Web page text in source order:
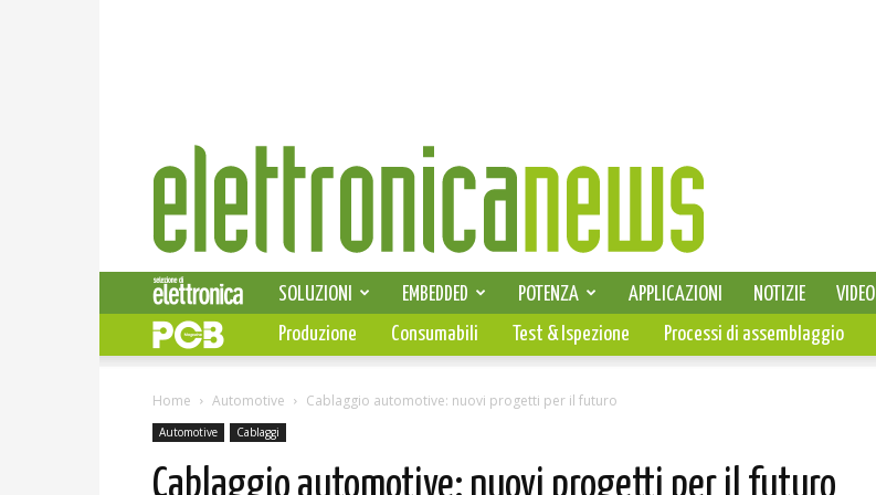
Elettronica
News
SELEZIONE DI ELETTRONICA
SOLUZIONI EMBEDDED POTENZA APPLICAZIONI NOTIZIE
VIDEO
PCB
Produzione Consumabili Test & Ispezione Processi di assemblaggio
Home Automotive Cablaggio automotive: nuovi progetti per il futuro
Automotive Cablaggi
Cablaggio automotive: nuovi progetti per il futuro